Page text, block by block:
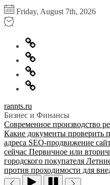
Перейти
к
содержимому
Friday, August 7th, 2026
Главная
Информация
для
правообладателей
Обратная
связь
Политика
конфиденциальности
rannts.ru
Бизнес и Финансы
Современное производство
Какие документы проверить
адреса SEO-продвижение
сейчас Первичное или
городского покупателя
против проходимости для